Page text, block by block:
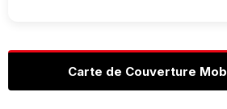
Carte de Couverture